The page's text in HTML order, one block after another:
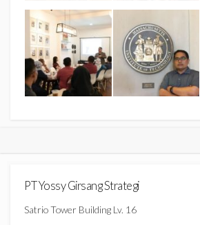
PT Yossy Girsang Strategi
Satrio Tower Building Lv. 16